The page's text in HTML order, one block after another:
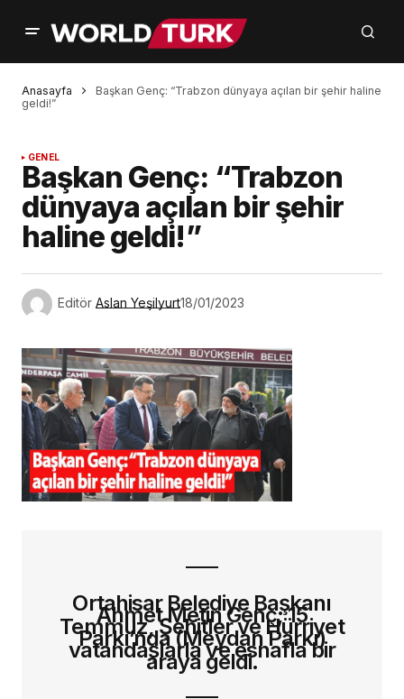
Anasayfa
Başkan Genç: “Trabzon dünyaya açılan bir şehir haline
geldi!”
GENEL
Başkan Genç: “Trabzon
dünyaya açılan bir şehir
haline geldi!”
Editör Aslan Yeşilyurt18/01/2023
Ortahisar Belediye Başkanı
Ahmet Metin Genç; 15
Temmuz, Şehitler ve Hürriyet
Parkı’nda (Meydan Parkı)
vatandaşlarla ve esnafla bir
araya geldi.